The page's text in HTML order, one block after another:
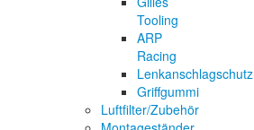
Tooling
ARP
Racing
Lenkanschlagschutz
Griffgummi
Luftfilter/Zubehör